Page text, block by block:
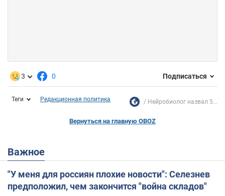
3 0 Подписаться
Теги Редакционная политика Нейробиолог назвал 5...
Вернуться на главную OBOZ
Важное
"У меня для россиян плохие новости": Селезнев
предположил, чем закончится "война складов"